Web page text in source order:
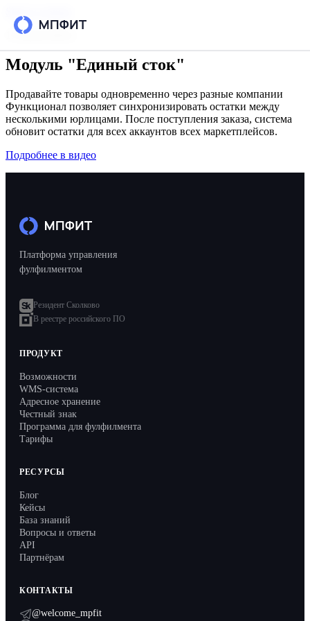
Возможности
Интеграции
Тарифы
Кейсы
База знаний
API
15 июля 2024 г.
Модуль "Единый сток"
Продавайте товары одновременно через разные компании
Функционал позволяет синхронизировать остатки между
несколькими юрлицами. После поступления заказа, система
обновит остатки для всех аккаунтов всех маркетплейсов.
Подробнее в видео
Платформа управления
фулфилментом
Резидент Сколково
В реестре российского ПО
ПРОДУКТ
Возможности
WMS-система
Адресное хранение
Честный знак
Программа для фулфилмента
Тарифы
РЕСУРСЫ
Блог
Кейсы
База знаний
Вопросы и ответы
API
Партнёрам
КОНТАКТЫ
@welcome_mpfit